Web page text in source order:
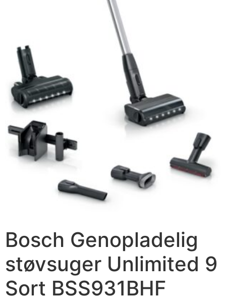
Bosch Genopladelig
støvsuger Unlimited 9
Sort BSS931BHF